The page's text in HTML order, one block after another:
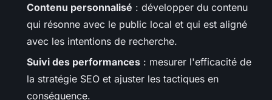
Contenu personnalisé : développer du contenu
qui résonne avec le public local et qui est aligné
avec les intentions de recherche.
Suivi des performances : mesurer l'efficacité de
la stratégie SEO et ajuster les tactiques en
conséquence.